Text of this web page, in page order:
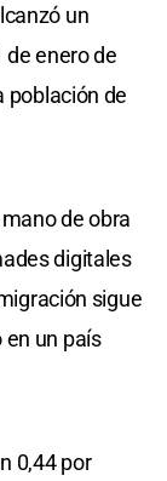
un
de enero de
población de
de obra
digitales
sigue
un país
0,44 por